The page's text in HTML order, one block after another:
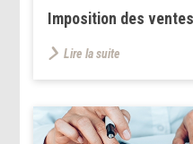
Imposition des
Lire la suite